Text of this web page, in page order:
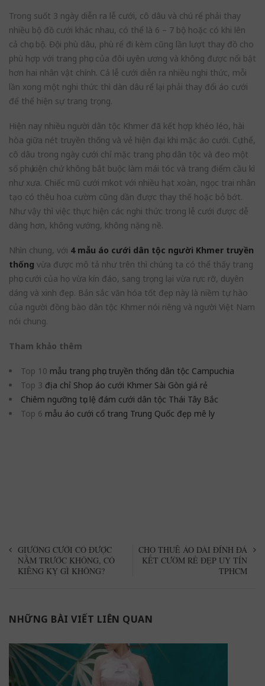
Trong suốt 3 ngày diễn ra lễ cưới, cô dâu và chú rể phải thay
nhiều bộ đồ cưới khác nhau, có thể là 6 – 7 bộ hoặc có khi lên
cả chục bộ. Đội phù dâu, phù rể đi kèm cũng lần lượt thay đồ cho
phù hợp với trang phục của đôi uyên ương và không được nổi bật
hơn hai nhân vật chính. Cả lễ cưới diễn ra nhiều nghi thức, mỗi
lần xong một nghi thức thì dàn dâu rể lại phải thay đổi áo cưới
để thể hiện sự trang trọng.
Hiện nay nhiều người dân tộc Khmer đã kết hợp khéo léo, hài
hòa giữa nét truyền thống và vẻ hiện đại khi mặc áo cưới. Cụ thể,
cô dâu trong ngày cưới chỉ mặc trang phục dân tộc và đeo một
số phụ kiện chứ không bắt buộc làm mái tóc và trang điểm cầu kì
như xưa. Chiếc mũ cưới mkot với nhiều hạt xoàn, ngọc trai nhân
tạo có thêu hoa cườm cũng dần được thay thế hoặc bỏ bớt.
Như vậy thì việc thực hiện các nghi thức trong lễ cưới được dễ
dàng hơn, không vướng, không nặng nề.
Nhìn chung, với 4 mẫu áo cưới dân tộc người Khmer truyền
thống vừa được mô tả như trên thì chúng ta có thể thấy trang
phục cưới của họ vừa kín đáo, sang trọng lại vừa rực rỡ, duyên
dáng và xinh đẹp. Bản sắc văn hóa tốt đẹp này là niềm tự hào
của người đồng bào dân tộc Khmer nói riêng và người Việt Nam
nói chung.
Tham khảo thêm
Top 10 mẫu trang phục truyền thống dân tộc Campuchia
Top 3 địa chỉ Shop áo cưới Khmer Sài Gòn giá rẻ
Chiêm ngưỡng tục lệ đám cưới dân tộc Thái Tây Bắc
Top 6 mẫu áo cưới cổ trang Trung Quốc đẹp mê ly
GIƯỜNG CƯỚI CÓ ĐƯỢC
NẰM TRƯỚC KHÔNG, CÓ
KIÊNG KỴ GÌ KHÔNG?
CHO THUÊ ÁO DÀI ĐÍNH ĐÁ
KẾT CƯỜM RẺ ĐẸP UY TÍN
TPHCM
NHỮNG BÀI VIẾT LIÊN QUAN